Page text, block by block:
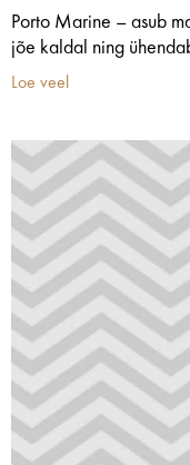
Porto Marine – asub
jõe kaldal ning
Loe veel